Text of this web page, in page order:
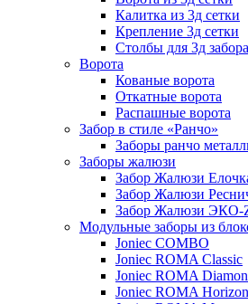
Калитка из 3д сетки
Крепление 3д сетки
Столбы для 3д забора
Ворота
Кованые ворота
Откатные ворота
Распашные ворота
Забор в стиле «Ранчо»
Заборы ранчо
Заборы жалюзи
Забор Жалюзи
Забор Жалюзи
Забор Жалюзи ЭКО-
Модульные заборы из
Joniec COMBO
Joniec ROMA Classic
Joniec ROMA
Joniec ROMA Horizon